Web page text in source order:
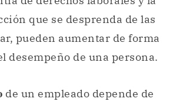
que se desprenda de las
pueden aumentar de forma
desempeño de una persona.
de un empleado depende de